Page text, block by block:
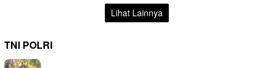
Lihat Lainnya
TNI POLRI